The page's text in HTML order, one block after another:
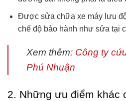
Được sửa chữa xe máy lưu
chế độ bảo hành như sửa tại
Xem thêm: Công ty
Phú Nhuận
2. Những ưu điểm khác